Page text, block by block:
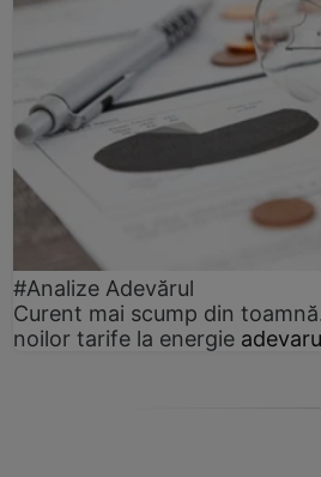
#Analize Adevărul
Curent mai scump din
noilor tarife la energie